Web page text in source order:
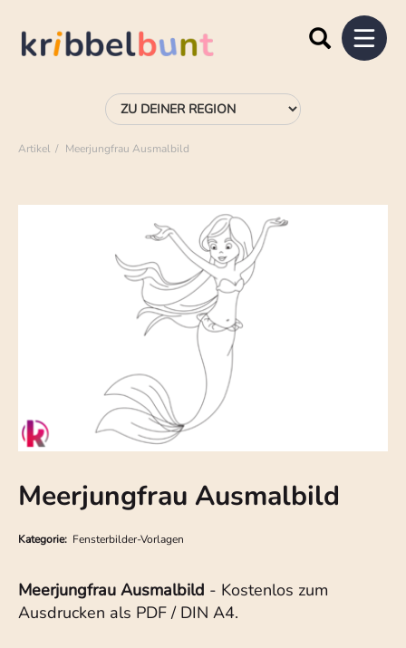
Artikel Meerjungfrau Ausmalbild
Meerjungfrau Ausmalbild
Kategorie: Fensterbilder-Vorlagen
Meerjungfrau Ausmalbild - Kostenlos zum
Ausdrucken als PDF / DIN A4.